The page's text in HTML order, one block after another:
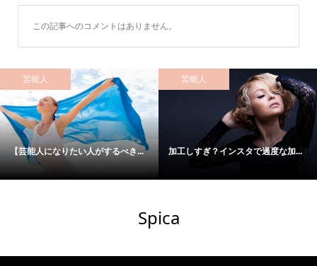
この記事へのコメントはありません。
芸能人
【芸能人になりたい人がするべき...
芸能人
加工しすぎ？インスタで過度な加...
Spica